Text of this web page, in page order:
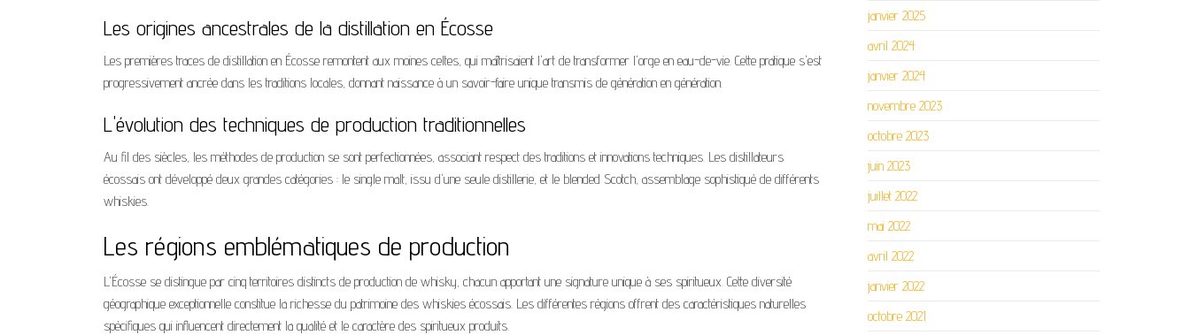
Les origines ancestrales de la distillation en Écosse
Les premières traces de distillation en Écosse remontent aux moines celtes, qui maîtrisaient l'art de transformer l'orge en eau-de-vie. Cette pratique s'est
progressivement ancrée dans les traditions locales, donnant naissance à un savoir-faire unique transmis de génération en génération.
L'évolution des techniques de production traditionnelles
Au fil des siècles, les méthodes de production se sont perfectionnées, associant respect des traditions et innovations techniques. Les distillateurs
écossais ont développé deux grandes catégories : le single malt, issu d'une seule distillerie, et le blended Scotch, assemblage sophistiqué de différents
whiskies.
Les régions emblématiques de production
L'Écosse se distingue par cinq territoires distincts de production de whisky, chacun apportant une signature unique à ses spiritueux. Cette diversité
géographique exceptionnelle constitue la richesse du patrimoine des whiskies écossais. Les différentes régions offrent des caractéristiques naturelles
spécifiques qui influencent directement la qualité et le caractère des spiritueux produits.
janvier 2025
avril 2024
janvier 2024
novembre 2023
octobre 2023
juin 2023
juillet 2022
mai 2022
avril 2022
janvier 2022
octobre 2021